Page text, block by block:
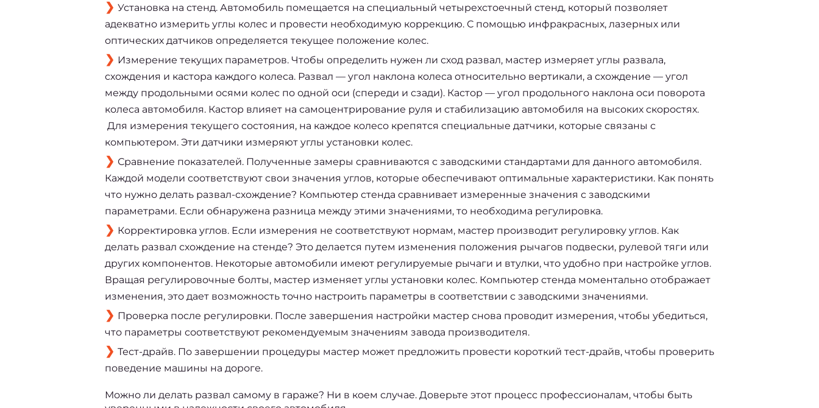
Установка на стенд. Автомобиль помещается на специальный четырехстоечный стенд, который позволяет
адекватно измерить углы колес и провести необходимую коррекцию. С помощью инфракрасных, лазерных или
оптических датчиков определяется текущее положение колес.
Измерение текущих параметров. Чтобы определить нужен ли сход развал, мастер измеряет углы развала,
схождения и кастора каждого колеса. Развал — угол наклона колеса относительно вертикали, а схождение — угол
между продольными осями колес по одной оси (спереди и сзади). Кастор — угол продольного наклона оси поворота
колеса автомобиля. Кастор влияет на самоцентрирование руля и стабилизацию автомобиля на высоких скоростях.
Для измерения текущего состояния, на каждое колесо крепятся специальные датчики, которые связаны с
компьютером. Эти датчики измеряют углы установки колес.
Сравнение показателей. Полученные замеры сравниваются с заводскими стандартами для данного автомобиля.
Каждой модели соответствуют свои значения углов, которые обеспечивают оптимальные характеристики. Как понять
что нужно делать развал-схождение? Компьютер стенда сравнивает измеренные значения с заводскими
параметрами. Если обнаружена разница между этими значениями, то необходима регулировка.
Корректировка углов. Если измерения не соответствуют нормам, мастер производит регулировку углов. Как
делать развал схождение на стенде? Это делается путем изменения положения рычагов подвески, рулевой тяги или
других компонентов. Некоторые автомобили имеют регулируемые рычаги и втулки, что удобно при настройке углов.
Вращая регулировочные болты, мастер изменяет углы установки колес. Компьютер стенда моментально отображает
изменения, это дает возможность точно настроить параметры в соответствии с заводскими значениями.
Проверка после регулировки. После завершения настройки мастер снова проводит измерения, чтобы убедиться,
что параметры соответствуют рекомендуемым значениям завода производителя.
Тест-драйв. По завершении процедуры мастер может предложить провести короткий тест-драйв, чтобы проверить
поведение машины на дороге.
Можно ли делать развал самому в гараже? Ни в коем случае. Доверьте этот процесс профессионалам, чтобы быть